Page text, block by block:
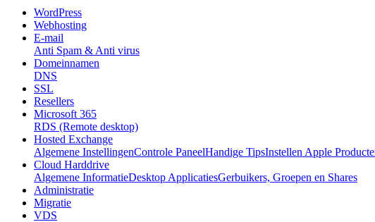
WordPress
Webhosting
E-mail
Anti Spam & Anti virus
Domeinnamen
DNS
SSL
Resellers
Microsoft 365
RDS (Remote desktop)
Hosted Exchange
Algemene InstellingenControle PaneelHandige TipsInstellen Apple
Cloud Harddrive
Algemene InformatieDesktop ApplicatiesGerbuikers, Groepen en Shares
Administratie
Migratie
VDS